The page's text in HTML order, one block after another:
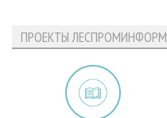
ПРОЕКТЫ ЛЕСПРОМИНФОРМ